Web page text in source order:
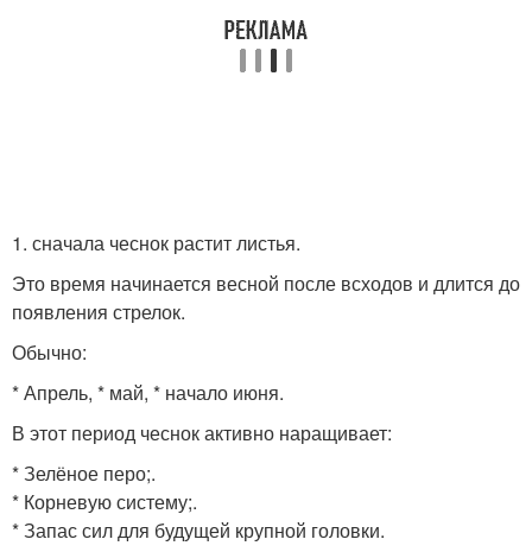
1. сначала чеснок растит листья.
Это время начинается весной после всходов и длится до
появления стрелок.
Обычно:
* Апрель, * май, * начало июня.
В этот период чеснок активно наращивает:
* Зелёное перо;.
* Корневую систему;.
* Запас сил для будущей крупной головки.